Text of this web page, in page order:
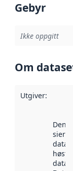
Gebyr
Ikke oppgitt
Om
Utgiver:
sier
høstet